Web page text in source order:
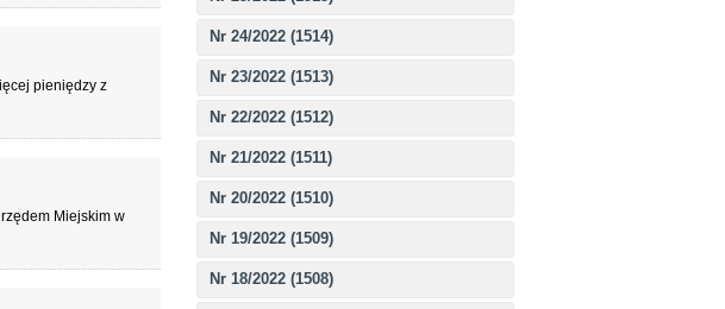
Nr 24/2022 (1514)
Nr 23/2022 (1513)
Nr 22/2022 (1512)
Nr 21/2022 (1511)
Nr 20/2022 (1510)
Nr 19/2022 (1509)
Nr 18/2022 (1508)
pieniędzy z
Miejskim w